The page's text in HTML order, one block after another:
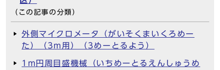
（この記事の分類）
外側マイクロメータ（がいそくまいくろめー
た）（3m用）（3めーとるよう）
1m円周目盛機械（いちめーとるえんしゅうめ